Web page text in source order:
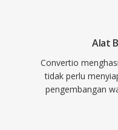
Alat
Convertio
tidak perlu
pengembangan